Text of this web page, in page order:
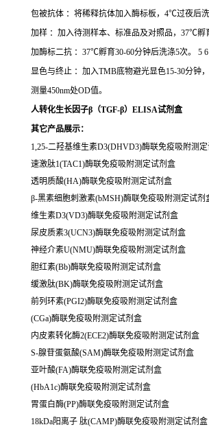
包被抗体 ：将稀释抗体加入酶标板，4℃过夜后洗
加样 ：加入待测样本、标准品及对照品，37℃孵
加酶标二抗 ：37℃孵育30-60分钟后洗涤5次。 5 6
显色与终止 ：加入TMB底物避光显色15-30分钟
测量450nm处OD值。
人转化生长因子β（TGF-β）ELISA试剂盒
其它产品展示：
1,25-二羟基维生素D3(DHVD3)酶联免疫吸附测
速激肽1(TAC1)酶联免疫吸附测定试剂盒
透明质酸(HA)酶联免疫吸附测定试剂盒
β-黑素细胞刺激素(bMSH)酶联免疫吸附测定试剂
维生素D3(VD3)酶联免疫吸附测定试剂盒
尿皮质素3(UCN3)酶联免疫吸附测定试剂盒
神经介素U(NMU)酶联免疫吸附测定试剂盒
胆红素(Bb)酶联免疫吸附测定试剂盒
缓激肽(BK)酶联免疫吸附测定试剂盒
前列环素(PGI2)酶联免疫吸附测定试剂盒
(CGa)酶联免疫吸附测定试剂盒
内皮素转化酶2(ECE2)酶联免疫吸附测定试剂盒
S-腺苷蛋氨酸(SAM)酶联免疫吸附测定试剂盒
亚叶酸(FA)酶联免疫吸附测定试剂盒
(HbA1c)酶联免疫吸附测定试剂盒
胃蛋白酶(PP)酶联免疫吸附测定试剂盒
18kDa阳离子 肽(CAMP)酶联免疫吸附测定试剂盒